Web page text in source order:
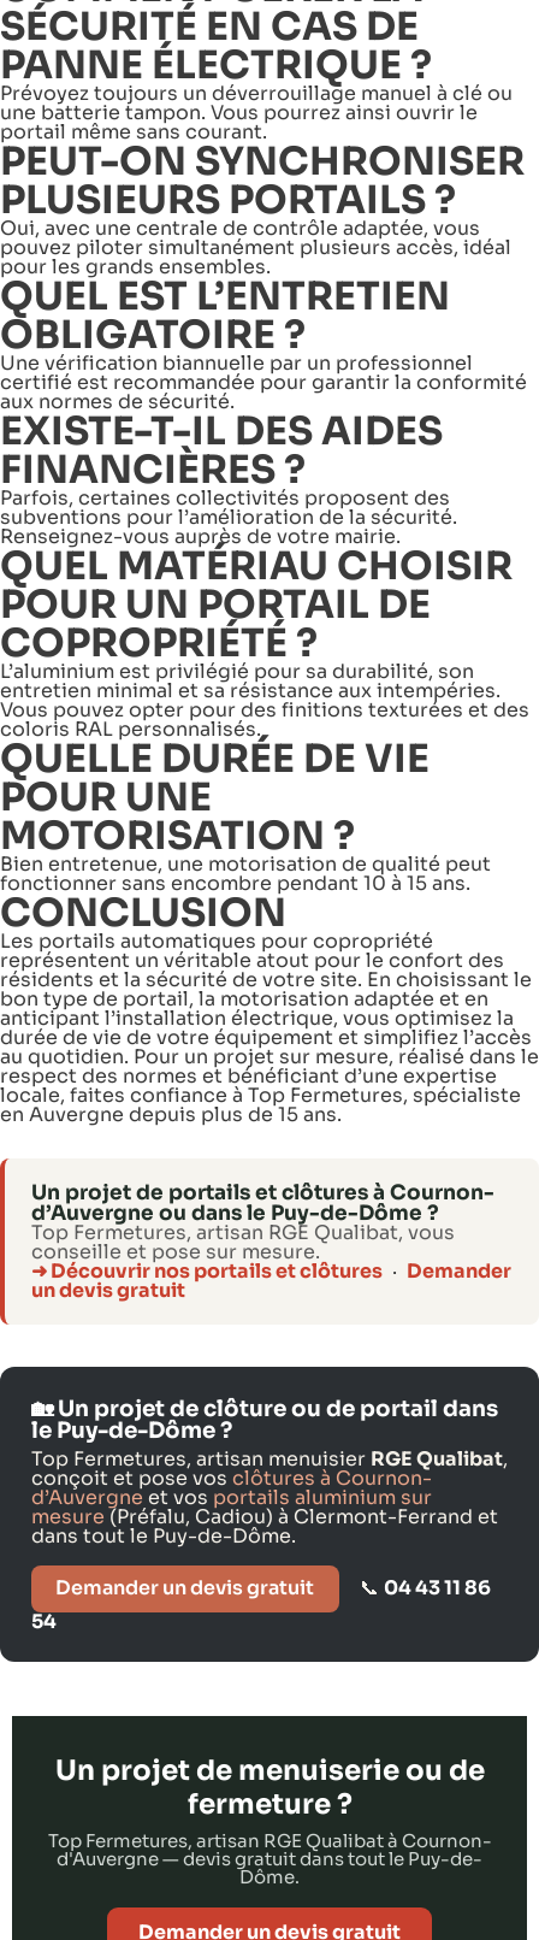
SÉCURITÉ EN CAS DE
PANNE ÉLECTRIQUE ?
Prévoyez toujours un déverrouillage manuel à clé ou
une batterie tampon. Vous pourrez ainsi ouvrir le
portail même sans courant.
PEUT-ON SYNCHRONISER
PLUSIEURS PORTAILS ?
Oui, avec une centrale de contrôle adaptée, vous
pouvez piloter simultanément plusieurs accès, idéal
pour les grands ensembles.
QUEL EST L’ENTRETIEN
OBLIGATOIRE ?
Une vérification biannuelle par un professionnel
certifié est recommandée pour garantir la conformité
aux normes de sécurité.
EXISTE-T-IL DES AIDES
FINANCIÈRES ?
Parfois, certaines collectivités proposent des
subventions pour l’amélioration de la sécurité.
Renseignez-vous auprès de votre mairie.
QUEL MATÉRIAU CHOISIR
POUR UN PORTAIL DE
COPROPRIÉTÉ ?
L’aluminium est privilégié pour sa durabilité, son
entretien minimal et sa résistance aux intempéries.
Vous pouvez opter pour des finitions texturées et des
coloris RAL personnalisés.
QUELLE DURÉE DE VIE
POUR UNE
MOTORISATION ?
Bien entretenue, une motorisation de qualité peut
fonctionner sans encombre pendant 10 à 15 ans.
CONCLUSION
Les portails automatiques pour copropriété
représentent un véritable atout pour le confort des
résidents et la sécurité de votre site. En choisissant le
bon type de portail, la motorisation adaptée et en
anticipant l’installation électrique, vous optimisez la
durée de vie de votre équipement et simplifiez l’accès
au quotidien. Pour un projet sur mesure, réalisé dans le
respect des normes et bénéficiant d’une expertise
locale, faites confiance à Top Fermetures, spécialiste
en Auvergne depuis plus de 15 ans.
Un projet de portails et clôtures à Cournon-
d’Auvergne ou dans le Puy-de-Dôme ?
Top Fermetures, artisan RGE Qualibat, vous
conseille et pose sur mesure.
➜ Découvrir nos portails et clôtures · Demander
un devis gratuit
🏡 Un projet de clôture ou de portail dans
le Puy-de-Dôme ?
Top Fermetures, artisan menuisier RGE Qualibat,
conçoit et pose vos clôtures à Cournon-
d’Auvergne et vos portails aluminium sur
mesure (Préfalu, Cadiou) à Clermont-Ferrand et
dans tout le Puy-de-Dôme.
Demander un devis gratuit 📞 04 43 11 86
54
Un projet de menuiserie ou de
fermeture ?
Top Fermetures, artisan RGE Qualibat à Cournon-
d'Auvergne — devis gratuit dans tout le Puy-de-
Dôme.
Demander un devis gratuit